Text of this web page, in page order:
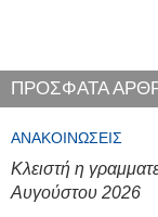
ΠΡΟΣΦΑΤΑ
ΑΝΑΚΟΙΝΏΣΕΙΣ
Κλειστή η
Αυγούστου 2026